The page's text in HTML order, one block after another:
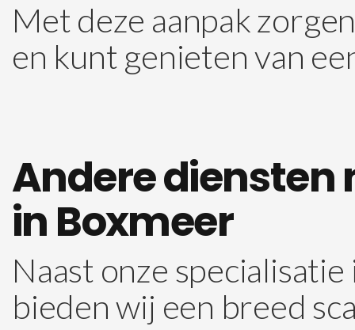
Met deze aanpak
en kunt genieten van
Andere diensten
in Boxmeer
Naast onze
bieden wij een breed